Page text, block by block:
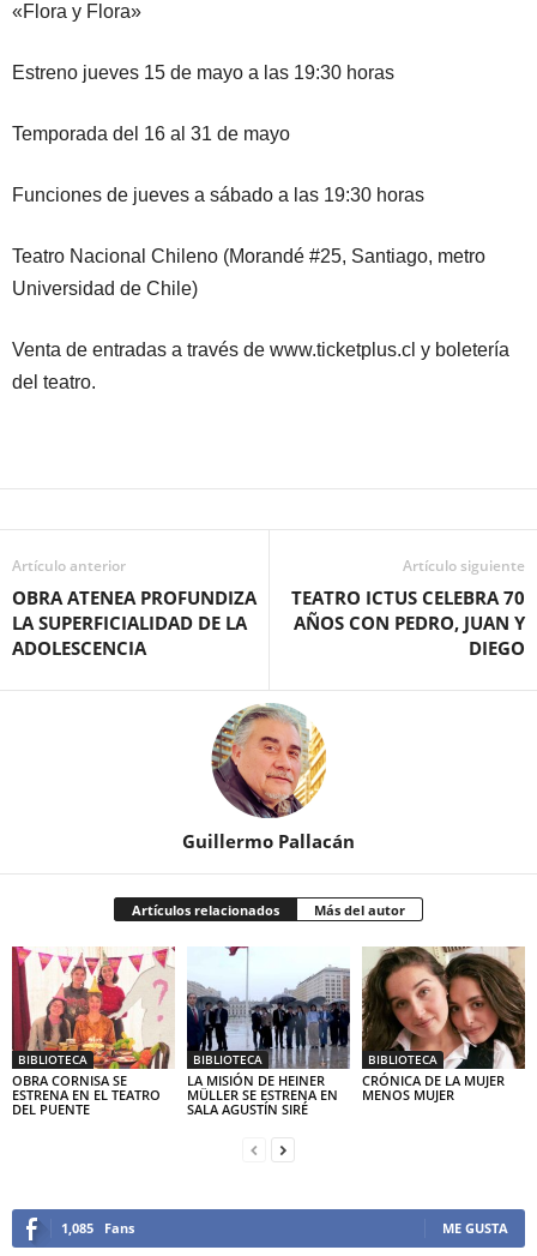
«Flora y Flora»
Estreno jueves 15 de mayo a las 19:30 horas
Temporada del 16 al 31 de mayo
Funciones de jueves a sábado a las 19:30 horas
Teatro Nacional Chileno (Morandé #25, Santiago, metro
Universidad de Chile)
Venta de entradas a través de www.ticketplus.cl y boletería
del teatro.
Artículo anterior
OBRA ATENEA PROFUNDIZA
LA SUPERFICIALIDAD DE LA
ADOLESCENCIA
Artículo siguiente
TEATRO ICTUS CELEBRA 70
AÑOS CON PEDRO, JUAN Y
DIEGO
Guillermo Pallacán
Artículos relacionados Más del autor
BIBLIOTECA
OBRA CORNISA SE
ESTRENA EN EL TEATRO
DEL PUENTE
BIBLIOTECA
LA MISIÓN DE HEINER
MÜLLER SE ESTRENA EN
SALA AGUSTÍN SIRÉ
BIBLIOTECA
CRÓNICA DE LA MUJER
MENOS MUJER
1,085 Fans ME GUSTA